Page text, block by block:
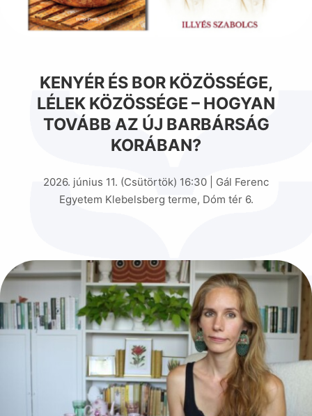
KENYÉR ÉS BOR KÖZÖSSÉGE,
LÉLEK KÖZÖSSÉGE – HOGYAN
TOVÁBB AZ ÚJ BARBÁRSÁG
KORÁBAN?
2026. június 11. (Csütörtök) 16:30 | Gál Ferenc
Egyetem Klebelsberg terme, Dóm tér 6.